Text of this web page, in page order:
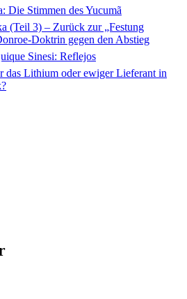
Die Stimmen des Yucumã
(Teil 3) – Zurück zur „Festung
Doktrin gegen den Abstieg
Sinesi: Reflejos
das Lithium oder ewiger Lieferant in